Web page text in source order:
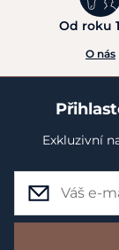
Od roku
O nás
Exkluzivní